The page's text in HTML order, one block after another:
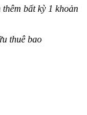
bất kỳ 1 khoản
thuê bao